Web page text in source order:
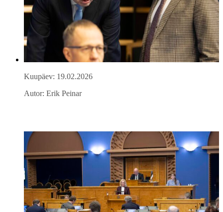
Kuupäev: 19.02.2026
Autor: Erik Peinar